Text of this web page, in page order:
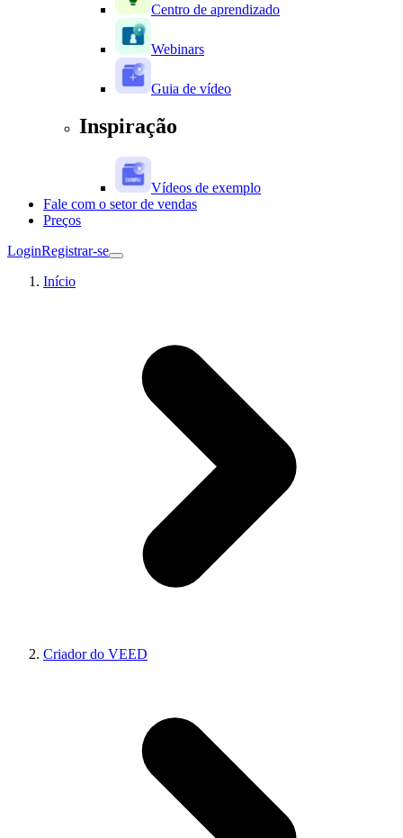
Centro de aprendizado
Webinars
Guia de vídeo
Inspiração
Vídeos de exemplo
Fale com o setor de vendas
Preços
LoginRegistrar-se
Início
Criador do VEED